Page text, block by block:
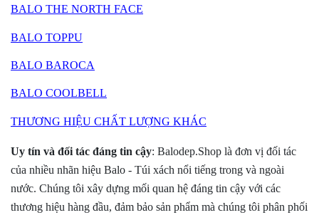
BALO THE NORTH FACE
BALO TOPPU
BALO BAROCA
BALO COOLBELL
THƯƠNG HIỆU CHẤT LƯỢNG KHÁC
Uy tín và đối tác đáng tin cậy: Balodep.Shop là đơn vị đối tác
của nhiều nhãn hiệu Balo - Túi xách nổi tiếng trong và ngoài
nước. Chúng tôi xây dựng mối quan hệ đáng tin cậy với các
thương hiệu hàng đầu, đảm bảo sản phẩm mà chúng tôi phân phối